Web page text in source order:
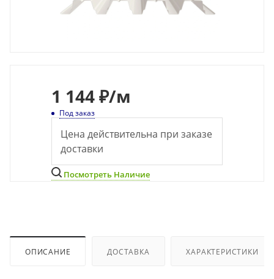
1 144 ₽/м
Под заказ
Цена действительна при заказе
доставки
Посмотреть Наличие
ОПИСАНИЕ ДОСТАВКА ХАРАКТЕРИСТИКИ